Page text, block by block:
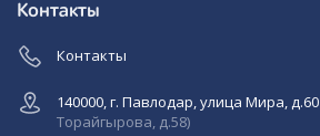
Контакты
Контакты
140000, г. Павлодар, улица Мира, д.60
Торайгырова, д.58)